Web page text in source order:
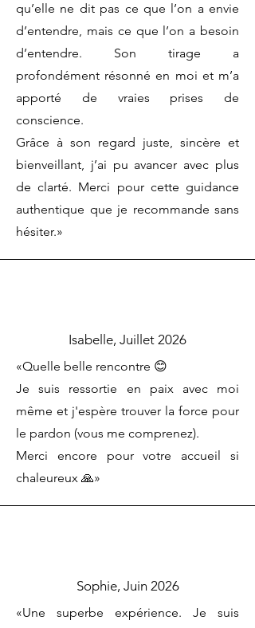
qu’elle ne dit pas ce que l’on a envie
d’entendre, mais ce que l’on a besoin
d’entendre. Son tirage a
profondément résonné en moi et m’a
apporté de vraies prises de
conscience.
Grâce à son regard juste, sincère et
bienveillant, j’ai pu avancer avec plus
de clarté. Merci pour cette guidance
authentique que je recommande sans
hésiter.»
Isabelle, Juillet 2026
«Quelle belle rencontre 😊
Je suis ressortie en paix avec moi
même et j'espère trouver la force pour
le pardon (vous me comprenez).
Merci encore pour votre accueil si
chaleureux 🙏»
Sophie, Juin 2026
«Une superbe expérience. Je suis